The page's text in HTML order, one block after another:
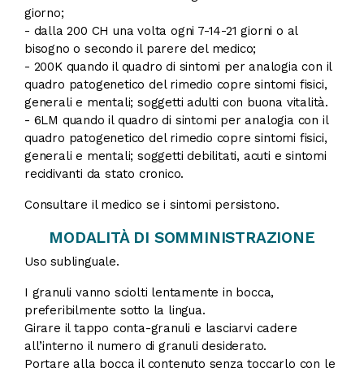
giorno;
- dalla 200 CH una volta ogni 7-14-21 giorni o al
bisogno o secondo il parere del medico;
- 200K quando il quadro di sintomi per analogia con il
quadro patogenetico del rimedio copre sintomi fisici,
generali e mentali; soggetti adulti con buona vitalità.
- 6LM quando il quadro di sintomi per analogia con il
quadro patogenetico del rimedio copre sintomi fisici,
generali e mentali; soggetti debilitati, acuti e sintomi
recidivanti da stato cronico.
Consultare il medico se i sintomi persistono.
MODALITÀ DI SOMMINISTRAZIONE
Uso sublinguale.
I granuli vanno sciolti lentamente in bocca,
preferibilmente sotto la lingua.
Girare il tappo conta-granuli e lasciarvi cadere
all’interno il numero di granuli desiderato.
Portare alla bocca il contenuto senza toccarlo con le